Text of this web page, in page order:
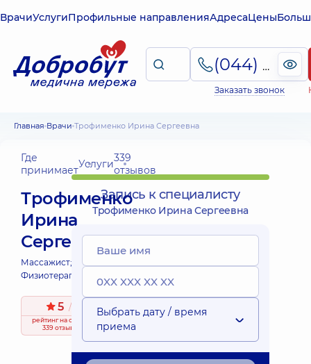
ВрачиУслугиПрофильные направленияАдресаЦены
(044) 495-2-888
Заказать звонок
Главная Врачи Трофименко Ирина Сергеевна
Где
принимаетУслуги339
отзывов
Трофименко
Ирина
Сергеевна
Массажист;
Физиотерапевт;
5 / 5
рейтингна основе
339 отзывов
Запись к специалисту
Трофименко Ирина Сергеевна
Выбрать дату / время
приема